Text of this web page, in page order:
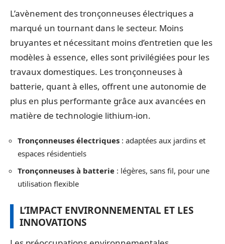
L’avènement des tronçonneuses électriques a
marqué un tournant dans le secteur. Moins
bruyantes et nécessitant moins d’entretien que les
modèles à essence, elles sont privilégiées pour les
travaux domestiques. Les tronçonneuses à
batterie, quant à elles, offrent une autonomie de
plus en plus performante grâce aux avancées en
matière de technologie lithium-ion.
Tronçonneuses électriques : adaptées aux jardins et
espaces résidentiels
Tronçonneuses à batterie : légères, sans fil, pour une
utilisation flexible
L’IMPACT ENVIRONNEMENTAL ET LES
INNOVATIONS